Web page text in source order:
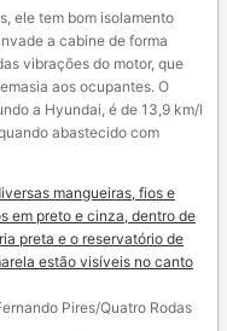
ele tem bom isolamento
a cabine de forma
vibrações do motor, que
aos ocupantes. O
a Hyundai, é de 13,9 km/l
abastecido com
Pires/Quatro Rodas